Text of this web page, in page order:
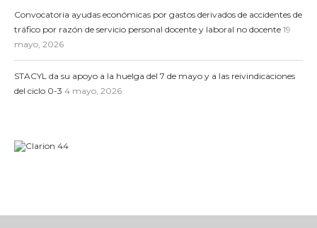
Convocatoria ayudas económicas por gastos derivados de accidentes de
tráfico por razón de servicio personal docente y laboral no docente 19
mayo, 2026
STACYL da su apoyo a la huelga del 7 de mayo y a las reivindicaciones
del ciclo 0-3 4 mayo, 2026